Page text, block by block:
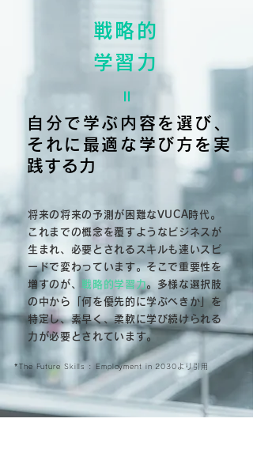
自分で学ぶ内容を選び、
それに最適な学び方を実
践する力​​
=
戦略的
学習力
将来の将来の予測が困難なVUCA時代。
これまでの概念を覆すようなビジネスが
生まれ、必要とされるスキルも速いスピ
ードで変わっています。そこで重要性を
増すのが、 戦略的学習力。多様な選択肢
の中から「何を優先的に学ぶべきか」を
特定し、素早く、柔軟に学び続けられる
力が必要とされています。
*The Future Skills : Employment in 2030より引用